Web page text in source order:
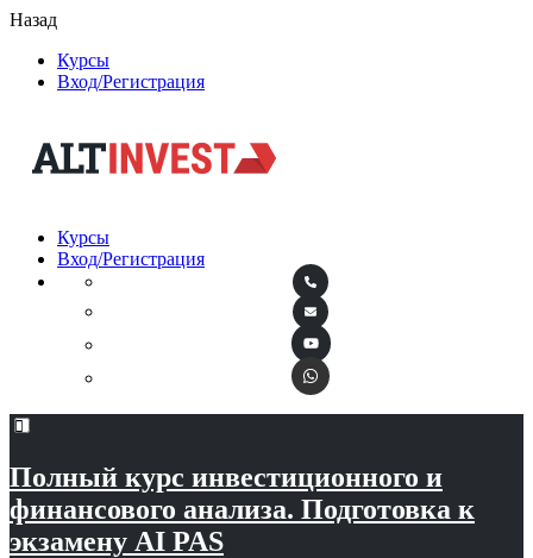
Назад
Курсы
Вход/Регистрация
Курсы
Вход/Регистрация
Полный курс инвестиционного и
финансового анализа. Подготовка к
экзамену AI PAS